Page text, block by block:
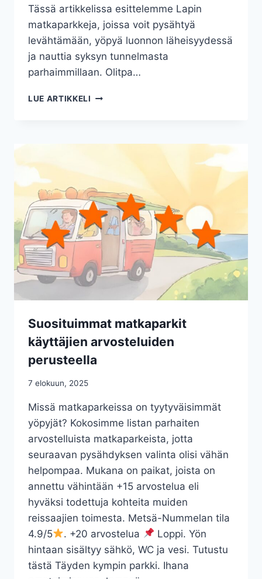
Tässä artikkelissa esittelemme Lapin
matkaparkkeja, joissa voit pysähtyä
levähtämään, yöpyä luonnon läheisyydessä
ja nauttia syksyn tunnelmasta
parhaimmillaan. Olitpa…
LUE ARTIKKELI L
N
K
A
A
R
I
T
S
Ä
D
A
A
U
T
I
Y
K
S
N
R
U
Suosituimmat matkaparkit
käyttäjien arvosteluiden
perusteella
7 elokuun, 2025
Missä matkaparkeissa on tyytyväisimmät
yöpyjät? Kokosimme listan parhaiten
arvostelluista matkaparkeista, jotta
seuraavan pysähdyksen valinta olisi vähän
helpompaa. Mukana on paikat, joista on
annettu vähintään +15 arvostelua eli
hyväksi todettuja kohteita muiden
reissaajien toimesta. Metsä-Nummelan tila
4.9/5
. +20 arvostelua
Loppi. Yön
hintaan sisältyy sähkö, WC ja vesi. Tutustu
tästä Täyden kympin parkki. Ihana